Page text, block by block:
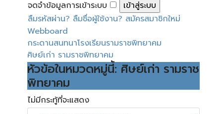
จดจำข้อมูลการเข้าระบบ
ลืมรหัสผ่าน? ลืมชื่อผู้ใช้งาน? สมัครสมาชิกใหม่
Webboard
กระดานสนทนาโรงเรียนรามราชพิทยาคม
ศิษย์เก่า รามราชพิทยาคม
หัวข้อในหมวดหมู่นี้: ศิษย์เก่า รามราช
พิทยาคม
ไม่มีกระทู้ที่จะแสดง